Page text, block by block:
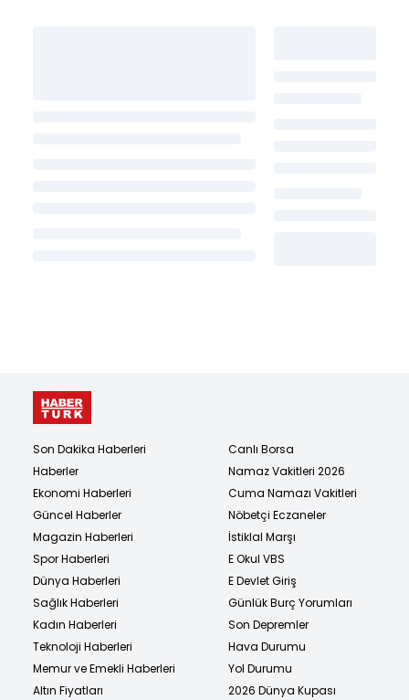
Son Dakika Haberleri
Haberler
Ekonomi Haberleri
Güncel Haberler
Magazin Haberleri
Spor Haberleri
Dünya Haberleri
Sağlık Haberleri
Kadın Haberleri
Teknoloji Haberleri
Memur ve Emekli Haberleri
Altın Fiyatları
Canlı Borsa
Namaz Vakitleri 2026
Cuma Namazı Vakitleri
Nöbetçi Eczaneler
İstiklal Marşı
E Okul VBS
E Devlet Giriş
Günlük Burç Yorumları
Son Depremler
Hava Durumu
Yol Durumu
2026 Dünya Kupası